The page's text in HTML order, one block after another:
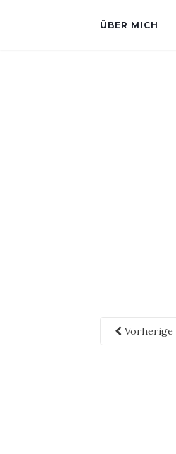
ÜBER MICH
Vorherige